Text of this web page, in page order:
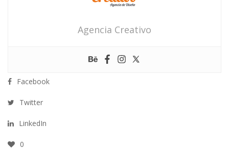
Agencia Creativo
Facebook
Twitter
LinkedIn
0